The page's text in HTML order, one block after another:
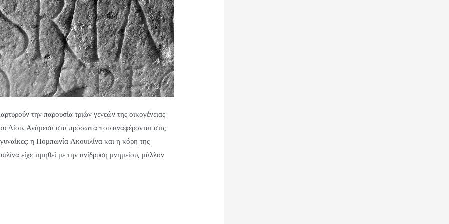
την παρουσία τριών γενεών της οικογένειας
Δίου. Ανάμεσα στα πρόσωπα που αναφέρονται στις
η Πομπωνία Ακουιλίνα και η κόρη της
είχε τιμηθεί με την ανίδρυση μνημείου, μάλλον